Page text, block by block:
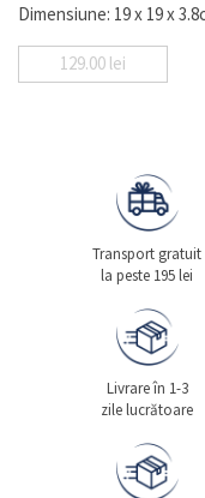
Dimensiune: 19 x 19 x
129.00 lei
Transport gratuit
la peste 195 lei
Livrare în 1-3
zile lucrătoare